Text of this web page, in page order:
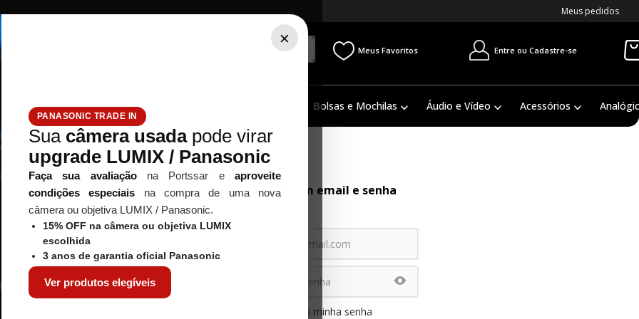
×
PANASONIC TRADE IN
Sua câmera usadapode virar
upgrade LUMIX / Panasonic
Faça sua avaliaçãona Portssar eaproveite
condições especiais na compra de uma nova
câmera ou objetiva LUMIX / Panasonic.
15% OFF na câmera ou objetiva LUMIX
escolhida
3 anos de garantia oficial Panasonic
Ver produtos elegíveis
Meus pedidos
Meus Favoritos Entre ou Cadastre-se
Tripé / Monopé Estúdio / Iluminação Bolsas e Mochilas Áudio e Vídeo Acessórios
para entrar
ACESSO POR EMAIL
GOOGLE
Entrar com email e senha
Esqueci minha senha